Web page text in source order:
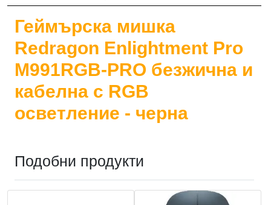
Геймърска мишка
Redragon Enlightment Pro
M991RGB-PRO безжична и
кабелна с RGB
осветление - черна
Подобни продукти